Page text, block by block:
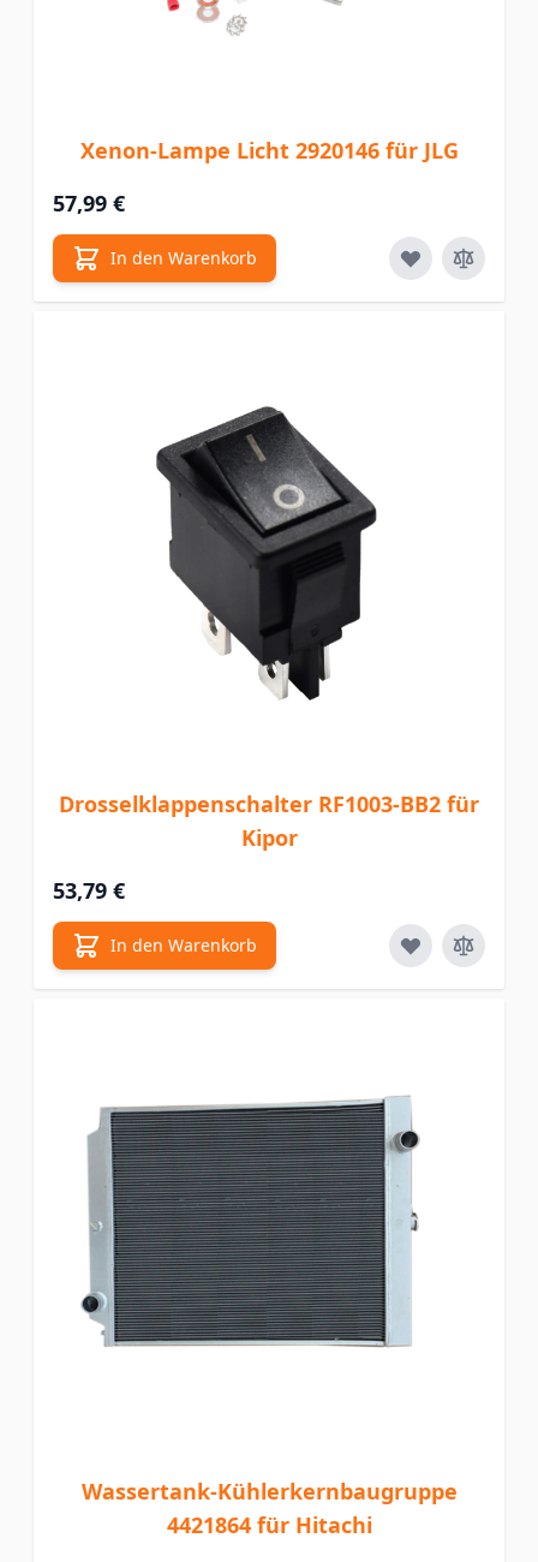
Xenon-Lampe Licht 2920146 für JLG
57,99 €
In den Warenkorb
Drosselklappenschalter RF1003-BB2 für
Kipor
53,79 €
In den Warenkorb
Wassertank-Kühlerkernbaugruppe
4421864 für Hitachi